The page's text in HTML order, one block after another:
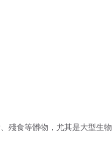
殘食等髒物，尤其是大型